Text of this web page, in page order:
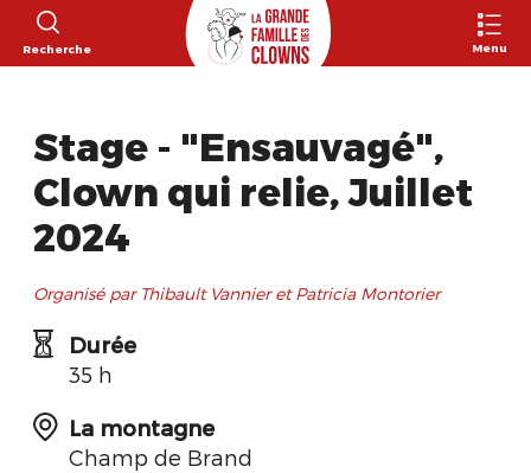
Recherche Menu
Stage - "Ensauvagé",
Clown qui relie, Juillet
2024
Organisé par Thibault Vannier et Patricia Montorier
Durée
35 h
La montagne
Champ de Brand